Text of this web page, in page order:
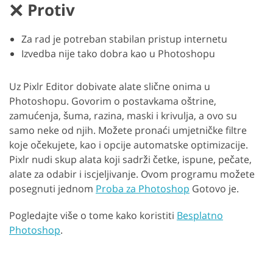
Protiv
Za rad je potreban stabilan pristup internetu
Izvedba nije tako dobra kao u Photoshopu
Uz Pixlr Editor dobivate alate slične onima u
Photoshopu. Govorim o postavkama oštrine,
zamućenja, šuma, razina, maski i krivulja, a ovo su
samo neke od njih. Možete pronaći umjetničke filtre
koje očekujete, kao i opcije automatske optimizacije.
Pixlr nudi skup alata koji sadrži četke, ispune, pečate,
alate za odabir i iscjeljivanje. Ovom programu možete
posegnuti jednom Proba za Photoshop Gotovo je.
Pogledajte više o tome kako koristiti Besplatno
Photoshop.